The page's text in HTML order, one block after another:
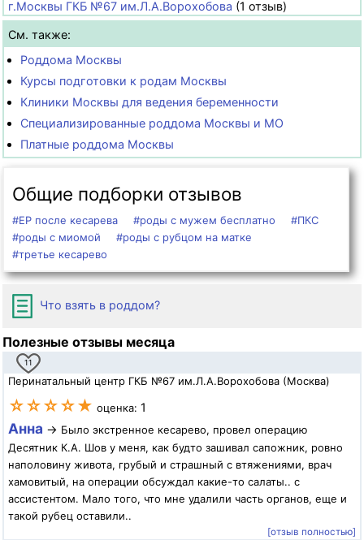
г.Москвы ГКБ №67 им.Л.А.Ворохобова (1 отзыв)
См. также:
Роддома Москвы
Курсы подготовки к родам Москвы
Клиники Москвы для ведения беременности
Специализированные роддома Москвы и МО
Платные роддома Москвы
Общие подборки отзывов
#ЕР после кесарева #роды с мужем бесплатно
#ПКС
#роды с миомой
#роды с рубцом на матке
#третье кесарево
Что взять в роддом?
Полезные отзывы месяца
11
Перинатальный центр ГКБ №67 им.Л.А.Ворохобова (Москва)
☆☆☆☆★ оценка: 1
Анна → Было экстренное кесарево, провел операцию
Десятник К.А. Шов у меня, как будто зашивал сапожник, ровно
наполовину живота, грубый и страшный с втяжениями, врач
хамовитый, на операции обсуждал какие-то салаты.. с
ассистентом. Мало того, что мне удалили часть органов, еще и
такой рубец оставили..
[отзыв полностью]